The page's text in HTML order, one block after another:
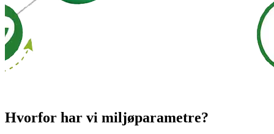
Hvorfor har vi miljøparametre?